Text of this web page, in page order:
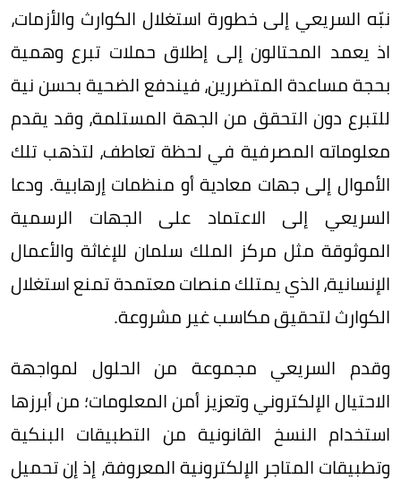
نبّه السريعي إلى خطورة استغلال الكوارث والأزمات،
اذ يعمد المحتالون إلى إطلاق حملات تبرع وهمية
بحجة مساعدة المتضررين، فيندفع الضحية بحسن نية
للتبرع دون التحقق من الجهة المستلمة، وقد يقدم
معلوماته المصرفية في لحظة تعاطف، لتذهب تلك
الأموال إلى جهات معادية أو منظمات إرهابية. ودعا
السريعي إلى الاعتماد على الجهات الرسمية
الموثوقة مثل مركز الملك سلمان للإغاثة والأعمال
الإنسانية، الذي يمتلك منصات معتمدة تمنع استغلال
الكوارث لتحقيق مكاسب غير مشروعة.
وقدم السريعي مجموعة من الحلول لمواجهة
الاحتيال الإلكتروني وتعزيز أمن المعلومات؛ من أبرزها
استخدام النسخ القانونية من التطبيقات البنكية
وتطبيقات المتاجر الإلكترونية المعروفة، إذ إن تحميل